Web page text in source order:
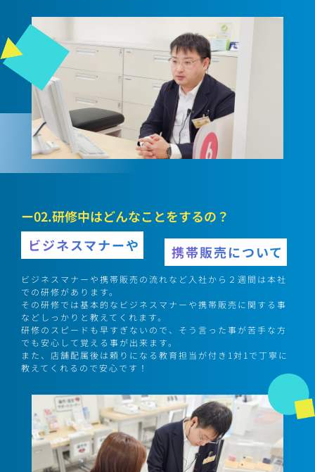
ー02.研修中はどんなことをするの？
ビジネスマナーや
携帯販売について
ビジネスマナーや携帯販売の流れなど入社から２週間は本社
での研修があります。
その研修では基本的なビジネスマナーや携帯販売に関する事
などしっかりと教えてくれます。
研修のスピードも早すぎないので、そう言った事が苦手な方
でも安心して覚える事が出来ます。
また、店舗配属後は頼りになる教育担当が付き1対1で丁寧に
教えてくれるので安心です！